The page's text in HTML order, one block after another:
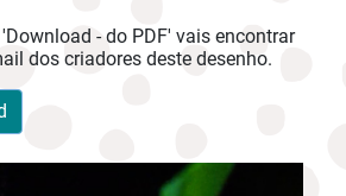
- do PDF' vais encontrar
dos criadores deste desenho.